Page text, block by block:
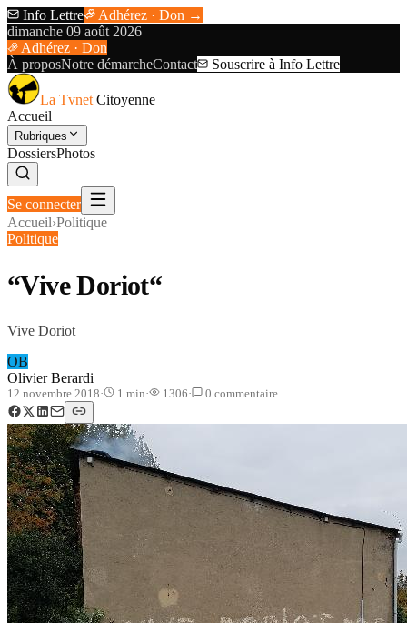
Info Lettre
Adhérez · Don →
dimanche 09 août 2026
Adhérez · Don
À proposNotre démarcheContact Souscrire à Info Lettre
La Tvnet Citoyenne
Accueil
Rubriques
DossiersPhotos
Se connecter
Accueil›Politique
Politique
“Vive Doriot“
Vive Doriot
OB
Olivier Berardi
12 novembre 2018· 1 min· 1306· 0 commentaire